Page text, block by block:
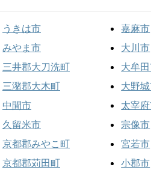
うきは市
みやま市
三井郡大刀洗町
三潴郡大木町
中間市
久留米市
京都郡みやこ町
京都郡苅田町
嘉麻市
大川市
大牟
大野
太宰
宗像市
宮若市
小郡市